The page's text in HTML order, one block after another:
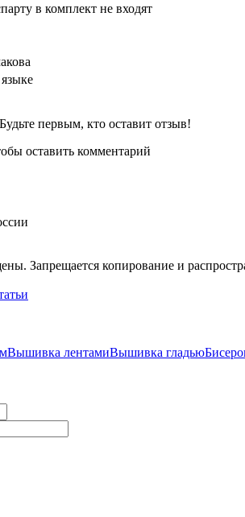
в комплект не входят
первым, кто оставит отзыв!
оставить комментарий
Запрещается копирование и
Вышивка лентамиВышивка гладью